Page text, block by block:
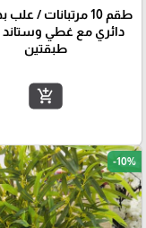
طقم 10 مرتبانات /
دائري مع غطي
طبقتين
add_shopping_cart
-10%